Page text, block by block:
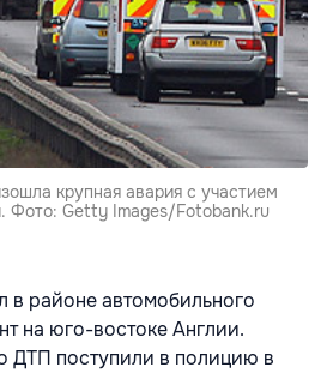
крупная авария с участием
Фото: Getty Images/Fotobank.ru
в районе автомобильного
на юго-востоке Англии.
ДТП поступили в полицию в